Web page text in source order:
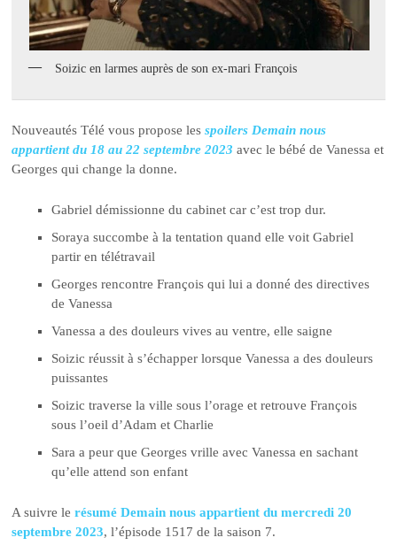
Soizic en larmes auprès de son ex-mari François
Nouveautés Télé vous propose lesspoilers Demain nous
appartient du 18 au 22 septembre 2023 avec le bébé de Vanessa et
Georges qui change la donne.
Gabriel démissionne du cabinet car c’est trop dur.
Soraya succombe à la tentation quand elle voit Gabriel
partir en télétravail
Georges rencontre François qui lui a donné des directives
de Vanessa
Vanessa a des douleurs vives au ventre, elle saigne
Soizic réussit à s’échapper lorsque Vanessa a des douleurs
puissantes
Soizic traverse la ville sous l’orage et retrouve François
sous l’oeil d’Adam et Charlie
Sara a peur que Georges vrille avec Vanessa en sachant
qu’elle attend son enfant
A suivre lerésumé Demain nous appartient du mercredi 20
septembre 2023, l’épisode 1517 de la saison 7.